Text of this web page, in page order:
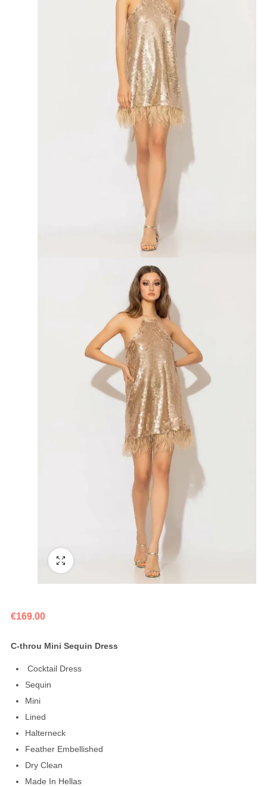
€169.00
C-throu Mini Sequin Dress
Cocktail Dress
Sequin
Mini
Lined
Halterneck
Feather Embellished
Dry Clean
Made In Hellas